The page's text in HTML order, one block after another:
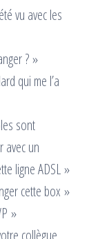
vu avec les
? »
qui me l’a
sont
avec un
ligne ADSL »
cette box »
»